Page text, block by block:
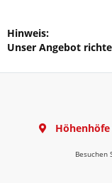
Hinweis:
Unser Angebot
Besuchen